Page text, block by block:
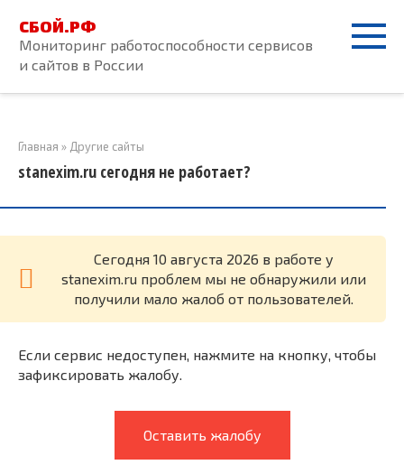
контенту
СБОЙ.РФ
Мониторинг работоспособности сервисов
и сайтов в России
Главная » Другие сайты
stanexim.ru сегодня не работает?
Cегодня 10 августа 2026 в работе у
stanexim.ru проблем мы не обнаружили или
получили мало жалоб от пользователей.
Если сервис недоступен, нажмите на кнопку, чтобы
зафиксировать жалобу.
Оставить жалобу